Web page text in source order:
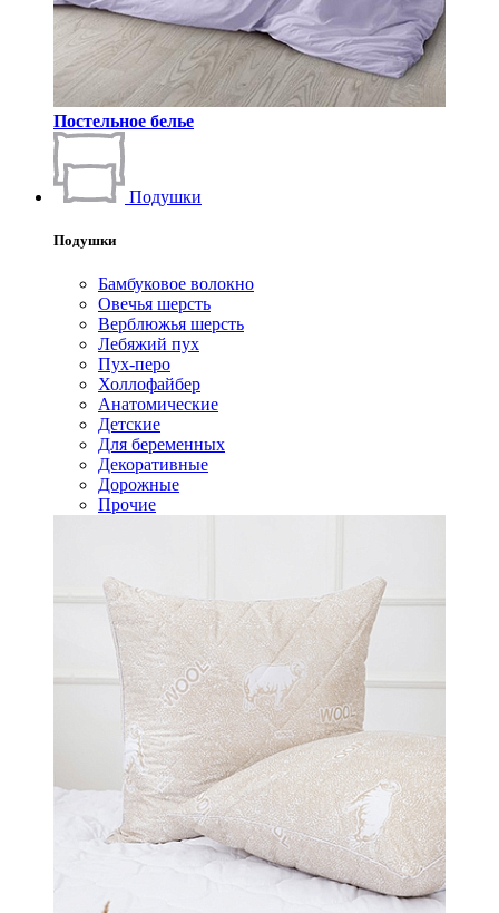
Постельное белье
Подушки
Подушки
Бамбуковое волокно
Овечья шерсть
Верблюжья шерсть
Лебяжий пух
Пух-перо
Холлофайбер
Анатомические
Детские
Для беременных
Декоративные
Дорожные
Прочие